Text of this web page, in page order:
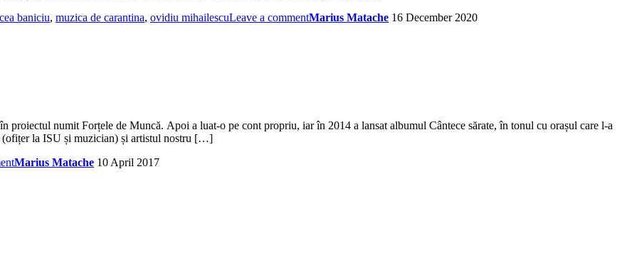
baniciu, muzica de carantina, ovidiu mihailescuLeave a commentMarius Matache 16 December 2020
proiectul numit Forțele de Muncă. Apoi a luat-o pe cont propriu, iar în 2014 a lansat albumul Cântece sărate, în tonul cu orașul care l-a
(ofițer la ISU și muzician) și artistul nostru […]
Marius Matache 10 April 2017